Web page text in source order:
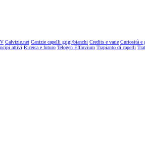
Calvizie.net Canizie capelli grigi/bianchi Credits e varie Curiosità e
attivi Ricerca e futuro Telogen Effluvium Trapianto di capelli